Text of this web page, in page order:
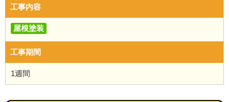
工事内容
屋根塗装
工事期間
1週間